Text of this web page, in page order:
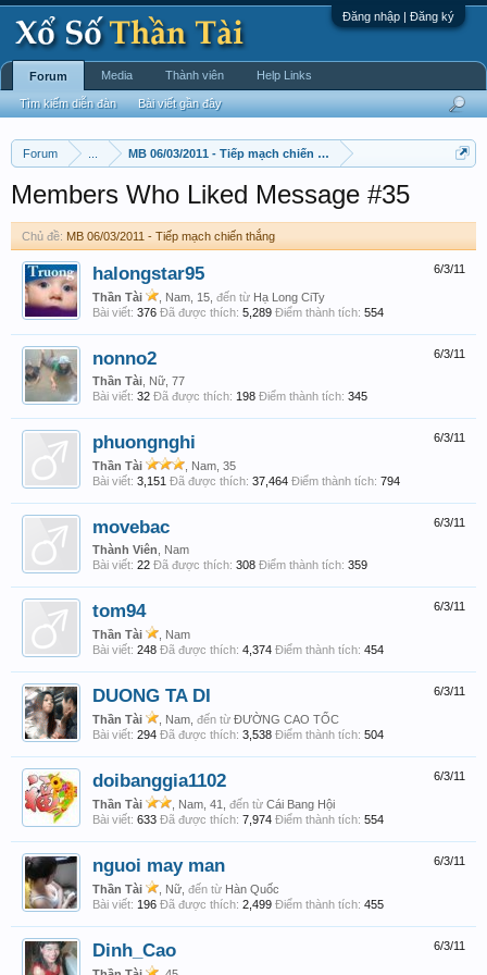
Đăng nhập | Đăng ký
Forum MB 06/03/2011 - Tiếp mạch chiến thắng
Members Who Liked Message #35
Chủ đề: MB 06/03/2011 - Tiếp mạch chiến thắng
6/3/11
halongstar95
Thần Tài , Nam, 15, đến từ Hạ Long CiTy
Bài viết: 376 Đã được thích: 5,289 Điểm thành tích: 554
6/3/11
nonno2
Thần Tài , Nữ, 77
Bài viết: 32 Đã được thích: 198 Điểm thành tích: 345
6/3/11
phuongnghi
Thần Tài
, Nam, 35
Bài viết: 3,151 Đã được thích: 37,464 Điểm thành tích: 794
6/3/11
movebac
Thành Viên , Nam
Bài viết: 22 Đã được thích: 308 Điểm thành tích: 359
6/3/11
tom94
Thần Tài
, Nam
Bài viết: 248 Đã được thích: 4,374 Điểm thành tích: 454
6/3/11
DUONG TA DI
Thần Tài , Nam, đến từ ĐƯỜNG CAO TỐC
Bài viết: 294 Đã được thích: 3,538 Điểm thành tích: 504
6/3/11
doibanggia1102
Thần Tài , Nam, 41, đến từ Cái Bang Hội
Bài viết: 633 Đã được thích: 7,974 Điểm thành tích: 554
6/3/11
nguoi may man
Thần Tài , Nữ, đến từ Hàn Quốc
Bài viết: 196 Đã được thích: 2,499 Điểm thành tích: 455
6/3/11
Dinh_Cao
Forum
Tìm kiếm diễn đàn Bài viết gần đây
Media Thành viên Help Links